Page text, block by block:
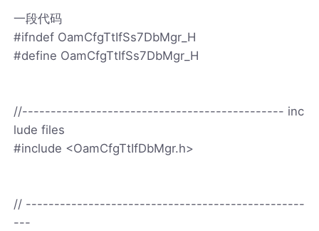
一段代码
#ifndef OamCfgTtIfSs7DbMgr_H
#define OamCfgTtIfSs7DbMgr_H
//---------------------------------------------- inc
lude files
#include <OamCfgTtIfDbMgr.h>
// -------------------------------------------------
---